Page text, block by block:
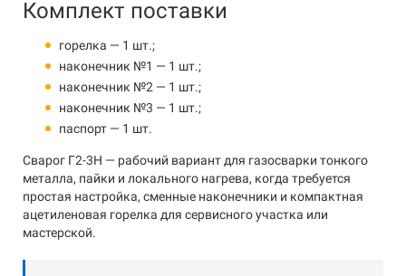
Комплект поставки
горелка — 1 шт.;
наконечник №1 — 1 шт.;
наконечник №2 — 1 шт.;
наконечник №3 — 1 шт.;
паспорт — 1 шт.
Сварог Г2-3Н — рабочий вариант для газосварки тонкого
металла, пайки и локального нагрева, когда требуется
простая настройка, сменные наконечники и компактная
ацетиленовая горелка для сервисного участка или
мастерской.